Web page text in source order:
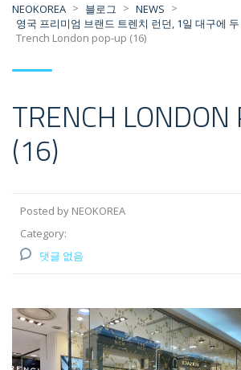
NEOKOREA > 블로그 > NEWS >
영국 프리미엄 브랜드 트렌치 런던, 1일 대구에
Trench London pop-up (16)
TRENCH
(16)
Posted by NEOKOREA
Category:
댓글 없음